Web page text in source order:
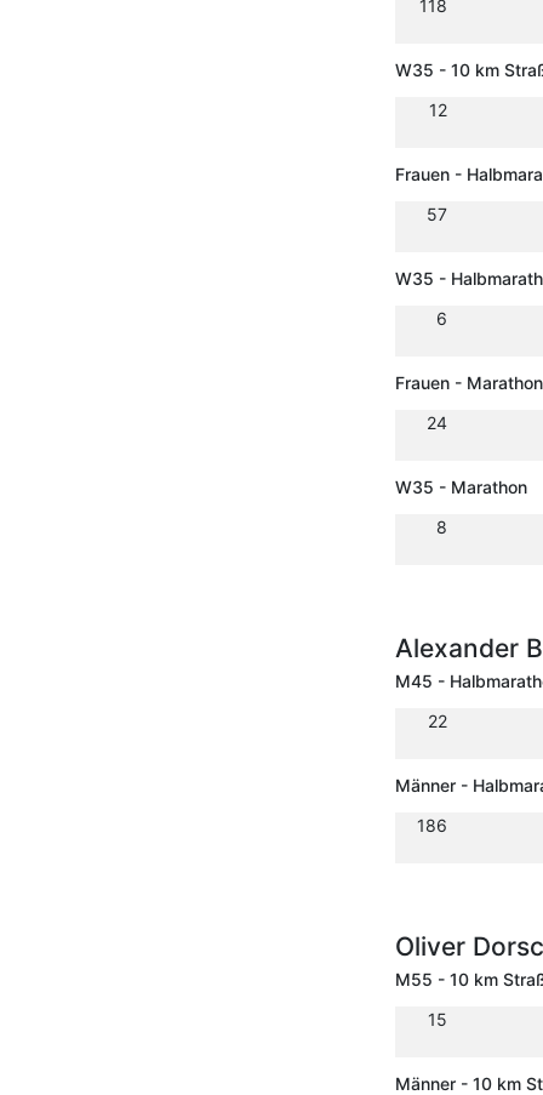
118
W35 - 10 km
12
Frauen -
57
W35 -
6
Frauen - Marathon
24
W35 - Marathon
8
Alexander
M45 -
22
Männer -
186
Oliver
M55 - 10 km
15
Männer - 10 km